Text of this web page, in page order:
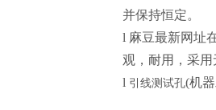
并保持恒定。
l 麻豆最新网址
观，耐用，采
l 引线测试孔(机